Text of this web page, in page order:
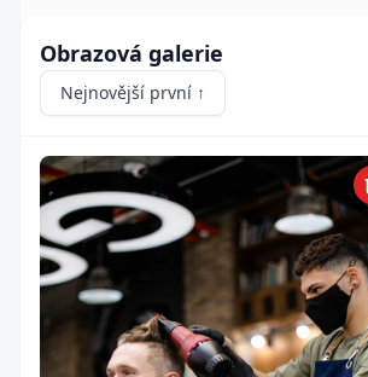
Obrazová galerie
Nejnovější první ↑